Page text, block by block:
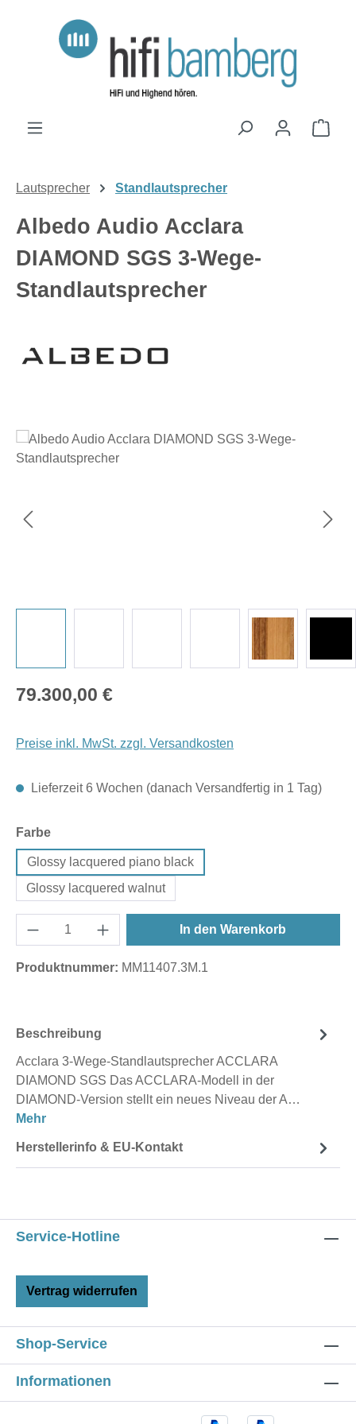
Zum Hauptinhalt springen
Lautsprecher Standlautsprecher
Albedo Audio Acclara
DIAMOND SGS 3-Wege-
Standlautsprecher
Bildergalerie überspringen
Regulärer Preis:
79.300,00 €
Preise inkl. MwSt. zzgl. Versandkosten
Lieferzeit 6 Wochen (danach Versandfertig in 1 Tag)
Farbeauswählen
Glossy lacquered piano black
Glossy lacquered walnut
In den Warenkorb
Produktnummer: MM11407.3M.1
Beschreibung
Acclara 3-Wege-Standlautsprecher ACCLARA
DIAMOND SGS Das ACCLARA-Modell in der
DIAMOND-Version stellt ein neues Niveau der A…
Mehr
Herstellerinfo & EU-Kontakt
Service-Hotline
Vertrag widerrufen
Shop-Service
Informationen